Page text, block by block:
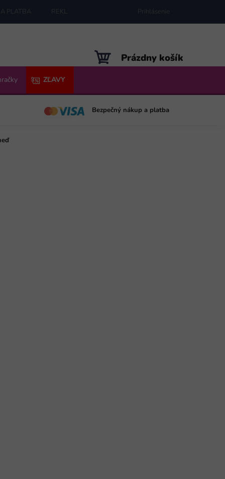
PLATBA REKLAMÁCIE MAPA SERVERU
Prihlásenie
NÁKUPNÝ
KOŠÍK
Prázdny košík
ZĽAVY
Bezpečný nákup a platba